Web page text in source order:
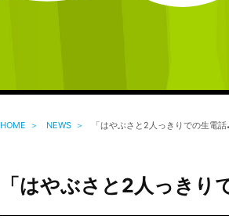
HOME NEWS 「はやぶさと2人っきりでの生電
「はやぶさと2人っき